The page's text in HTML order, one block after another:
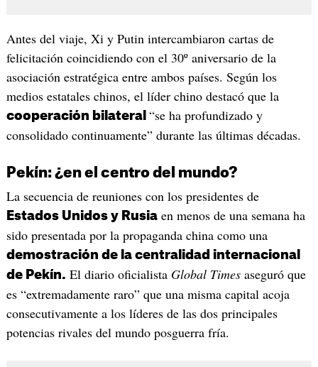
Antes del viaje, Xi y Putin intercambiaron cartas de
felicitación coincidiendo con el 30º aniversario de la
asociación estratégica entre ambos países. Según los
medios estatales chinos, el líder chino destacó que la
cooperación bilateral “se ha profundizado y
consolidado continuamente” durante las últimas décadas.
Pekín: ¿en el centro del mundo?
La secuencia de reuniones con los presidentes de
Estados Unidos y Rusiaen menos de una semana ha
sido presentada por la propaganda china como una
demostración de la centralidad internacional
de Pekín. El diario oficialista Global Timesaseguró que
es “extremadamente raro” que una misma capital acoja
consecutivamente a los líderes de las dos principales
potencias rivales del mundo posguerra fría.